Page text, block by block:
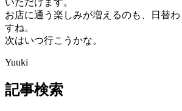
お店に通う楽しみが増えるのも、日替
すね。
次はいつ行こうかな。
Yuuki
記事検索